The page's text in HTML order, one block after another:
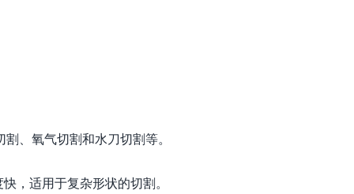
、氧气切割和水刀切割等。
，适用于复杂形状的切割。